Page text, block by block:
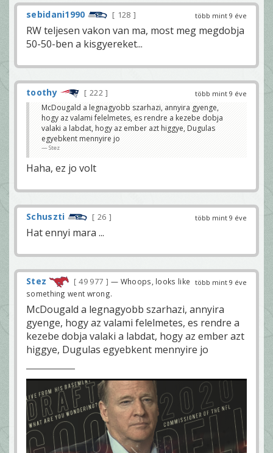
több mint 9 éve
sebidani1990 128
RW teljesen vakon van ma, most meg megdobja
50-50-ben a kisgyereket...
több mint 9 éve
toothy
222
McDougald a legnagyobb szarhazi, annyira gyenge,
hogy az valami felelmetes, es rendre a kezebe dobja
valaki a labdat, hogy az ember azt higgye, Dugulas
egyebkent mennyire jo
Stez
Haha, ez jo volt
több mint 9 éve
Schuszti 26
Hat ennyi mara ...
több mint 9 éve
Stez 49 977
— Whoops, looks like
something went wrong.
McDougald a legnagyobb szarhazi, annyira
gyenge, hogy az valami felelmetes, es rendre a
kezebe dobja valaki a labdat, hogy az ember azt
higgye, Dugulas egyebkent mennyire jo